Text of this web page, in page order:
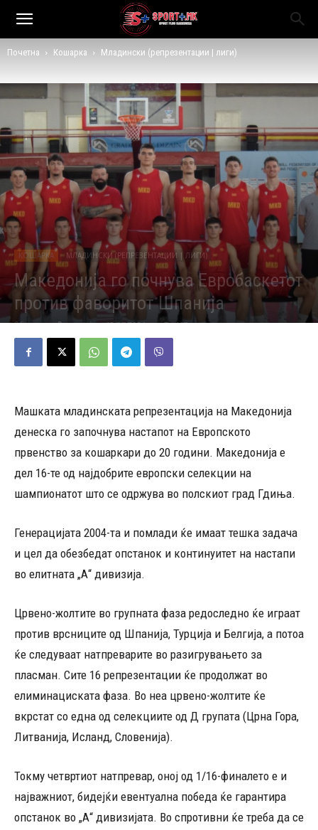
Почетна Кошарка Младински (репрезентации | лиги)
КОШАРКА МЛАДИНСКИ (РЕПРЕЗЕНТАЦИИ | ЛИГИ)
Македонија го почнува Евробаскетот
против фаворитот Шпанија
Објавено од Редакција - 13/07/2024 467
Машката младинската репрезентација на Македонија
денеска го започнува настапот на Европското
првенство за кошаркари до 20 години. Македонија е
дел 16-те од најдобрите европски селекции на
шампионатот што се одржува во полскиот град Гдиња.
Генерацијата 2004-та и помлади ќе имаат тешка задача
и цел да обезбедат опстанок и континуитет на настапи
во елитната „А“ дивизија.
Црвено-жолтите во групната фаза редоследно ќе играат
против врсниците од Шпанија, Турција и Белгија, а потоа
ќе следуваат натпреварите во разигрувањето за
пласман. Сите 16 репрезентации ќе продолжат во
елиминациската фаза. Во неа црвено-жолтите ќе
вкрстат со една од селекциите од Д групата (Црна Гора,
Литванија, Исланд, Словенија).
Токму четвртиот натпревар, оној од 1/16-финалето е и
најважниот, бидејќи евентуална победа ќе гарантира
опстанок во „А“ дивизијата. Во спротивни ќе треба да се